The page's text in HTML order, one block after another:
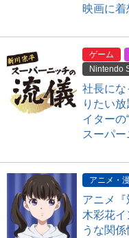
映画に着
ゲーム
Nintendo
社長にな
りたい
イターの
スーパー
アニメ・
アニメ
木彩花イ
うな関